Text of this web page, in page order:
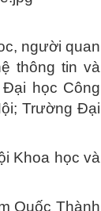
người quan
thông tin và
học Công
Trường Đại
Khoa học và
Quốc Thành